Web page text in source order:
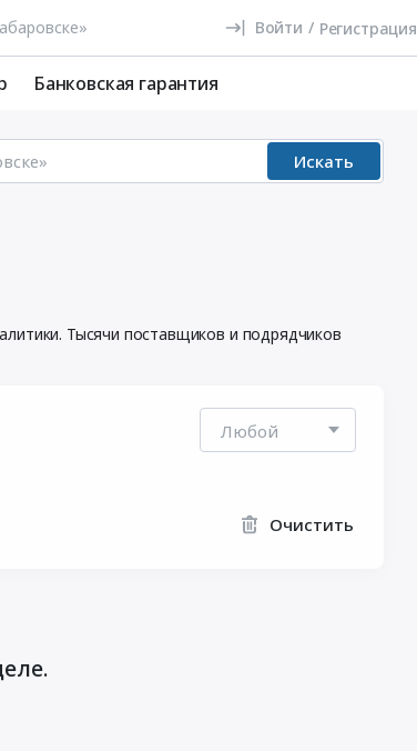
Войти / Регистрация
Банковская гарантия
Искать
Тысячи поставщиков и подрядчиков
Очистить